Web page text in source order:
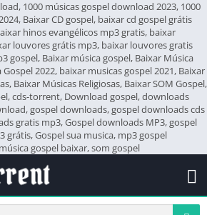
1000 músicas gospel download 2023, 1000
Baixar CD gospel, baixar cd gospel grátis
hinos evangélicos mp3 gratis, baixar
louvores grátis mp3, baixar louvores gratis
gospel, Baixar música gospel, Baixar Música
2022, baixar musicas gospel 2021, Baixar
Baixar Músicas Religiosas, Baixar SOM Gospel,
cds-torrent, Download gospel, downloads
gospel downloads, gospel downloads cds
gratis mp3, Gospel downloads MP3, gospel
grátis, Gospel sua musica, mp3 gospel
gospel baixar, som gospel